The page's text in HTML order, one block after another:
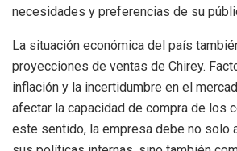
necesidades y preferencias de su
La situación económica del país
proyecciones de ventas de Chirey.
inflación y la incertidumbre en el
afectar la capacidad de compra de los
este sentido, la empresa debe no solo